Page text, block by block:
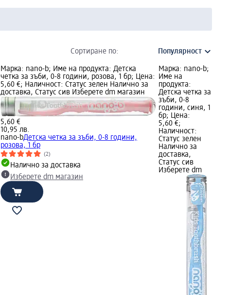
Сортиране по:
Марка: nano-b; Име на продукта: Детска
четка за зъби, 0-8 години, розова, 1 бр; Цена:
5,60 €; Наличност: Статус зелен Налично за
доставка, Статус сив Изберете dm магазин
5,60 €
10,95 лв.
nano-bДетска четка за зъби, 0-8 години,
розова, 1 бр
(2)
Налично за доставка
Изберете dm магазин
Марка: nano-b;
Име на
продукта:
Детска четка за
зъби, 0-8
години, синя, 1
бр; Цена:
5,60 €;
Наличност:
Статус зелен
Налично за
доставка,
Статус сив
Изберете dm